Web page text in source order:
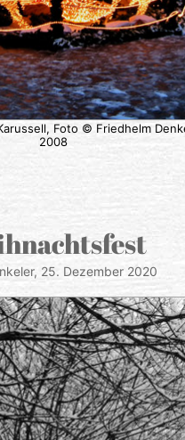
Foto © Friedhelm
2008
25. Dezember 2020